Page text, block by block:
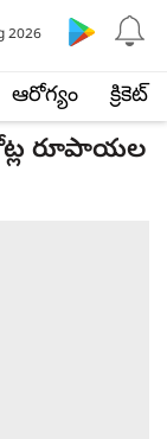
ఆరోగ్యం క్రికెట్
2026
రూపాయల